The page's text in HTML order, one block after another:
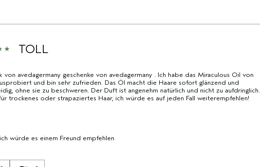
TOLL
von avedagermany geschenke von avedagermany . Ich habe das Miraculous Oil von
und bin sehr zufrieden. Das Öl macht die Haare sofort glänzend und
ohne sie zu beschweren. Der Duft ist angenehm natürlich und nicht zu aufdringlich.
trockenes oder strapaziertes Haar, ich würde es auf jeden Fall weiterempfehlen!
würde es einem Freund empfehlen